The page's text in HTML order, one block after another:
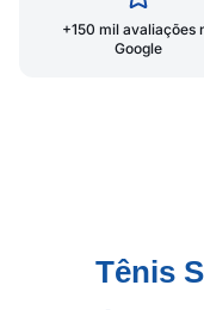
+150 mil avaliações
Google
Tênis